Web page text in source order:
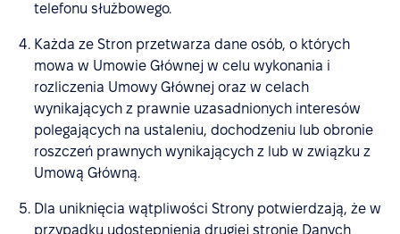
telefonu służbowego.
Każda ze Stron przetwarza dane osób, o których
mowa w Umowie Głównej w celu wykonania i
rozliczenia Umowy Głównej oraz w celach
wynikających z prawnie uzasadnionych interesów
polegających na ustaleniu, dochodzeniu lub obronie
roszczeń prawnych wynikających z lub w związku z
Umową Główną.
Dla uniknięcia wątpliwości Strony potwierdzają, że w
przypadku udostępnienia drugiej stronie Danych